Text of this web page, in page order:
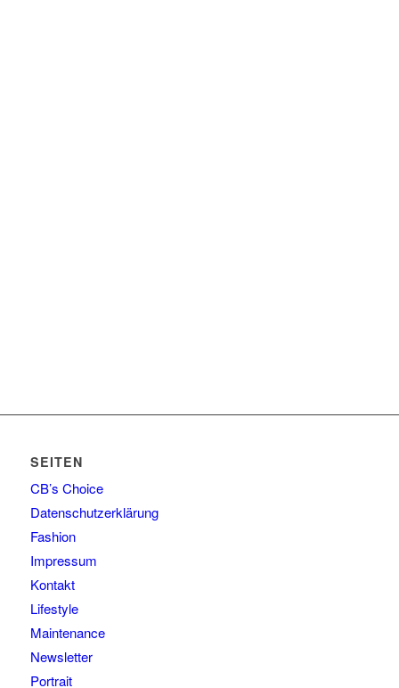
SEITEN
CB’s Choice
Datenschutzerklärung
Fashion
Impressum
Kontakt
Lifestyle
Maintenance
Newsletter
Portrait